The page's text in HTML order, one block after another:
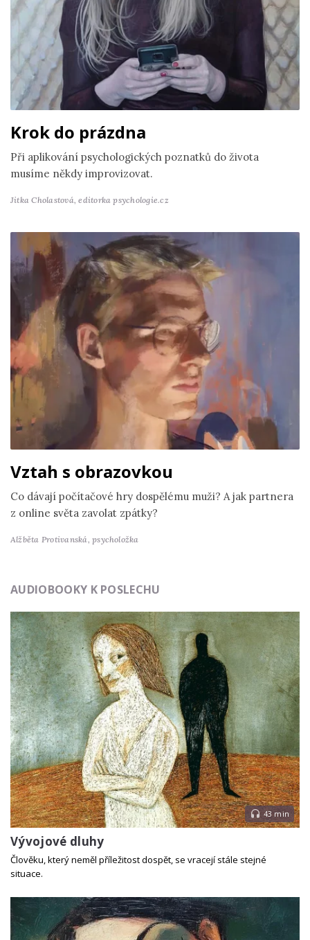
Krok do prázdna
Při aplikování psychologických poznatků do života
musíme někdy improvizovat.
Jitka Cholastová,editorka psychologie.cz
Vztah s obrazovkou
Co dávají počítačové hry dospělému muži? A jak partnera
z online světa zavolat zpátky?
Alžběta Protivanská,psycholožka
AUDIOBOOKY K POSLECHU
43 min
Vývojové dluhy
Člověku, který neměl příležitost dospět, se vracejí stále stejné
situace.